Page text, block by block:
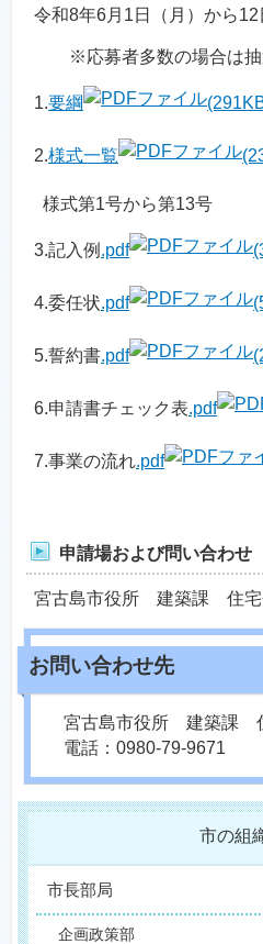
令和8年6月1日（月）から12
※応募者多数の場合は抽
1.要綱
2.様式一覧
様式第1号から第13号
3.記入例 .pdf
4.委任状.pdf
5.誓約書.pdf
6.申請書チェック表.pdf
7.事業の流れ.pdf
申請場および問い合わせ
宮古島市役所 建築課 住
宮古島市役所 建築課
電話：0980-79-9671
市の組
市長部局
企画政策部